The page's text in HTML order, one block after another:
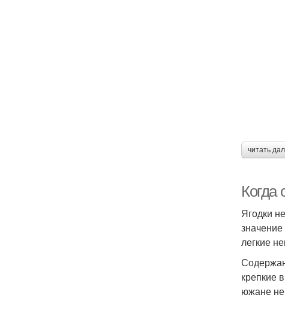
читать
Когда
Ягодки
легкие
крепкие
южане не